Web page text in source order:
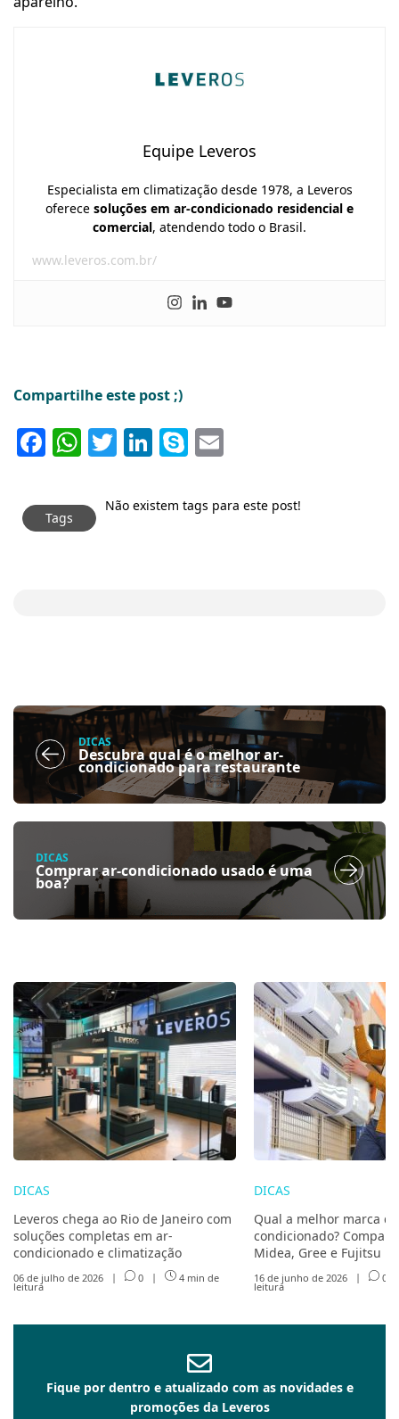
Equipe Leveros
Especialista em climatização desde 1978, a Leveros
oferece soluções em ar-condicionado residencial e
comercial, atendendo todo o Brasil.
www.leveros.com.br/
Compartilhe este post ;)
Facebook
WhatsApp
Twitter
LinkedIn
Skype
Tags
Não existem tags para este post!
DICAS
Descubra qual é o melhor ar-
condicionado para restaurante
DICAS
Comprar ar-condicionado usado é uma
boa?
DICAS
Leveros chega ao Rio de Janeiro com
soluções completas em ar-
condicionado e climatização
06 de julho de 2026 | 0 | 4 min de
leitura
DICAS
Qual a melhor marca
condicionado?
Midea, Gree e Fujitsu
16 de junho de 2026 | 0
leitura
Fique por dentro e atualizado com as novidades e
promoções da Leveros